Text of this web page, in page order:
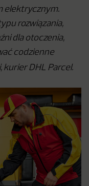
elektrycznym.
rozwiązania,
dla otoczenia,
codzienne
kurier DHL Parcel.